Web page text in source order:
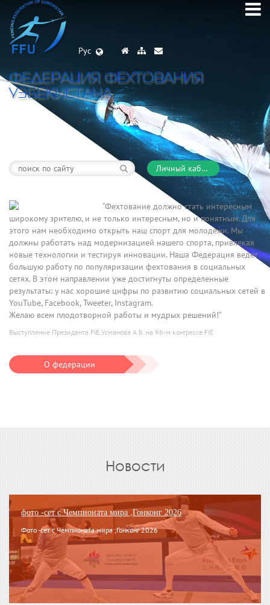
Рус
ФЕДЕРАЦИЯ ФЕХТОВАНИЯ
УЗБЕКИСТАНА
Личный кабинет
“Фехтование должно стать интересным
широкому зрителю, и не только интересным, но и понятным. Для
этого нам необходимо открыть наш спорт для молодежи. Мы
должны работать над модернизацией нашего спорта, привлекая
новые технологии и тестируя инновации. Наша Федерация ведет
большую работу по популяризации фехтования в социальных
сетях. В этом направлении уже достигнуты определенные
результаты: у нас хорошие цифры по развитию социальных сетей в
YouTube, Facebook, Tweeter, Instagram.
Желаю всем плодотворной работы и мудрых решений!”
Выступление Президента FIE Усманова А.Б. на 96-м конгрессе FIE
О федерации
Новости
фото -сет с Чемпионата мира ,Гонконг 2026
Фото -сет с Чемпионата мира ,Гонконг 2026